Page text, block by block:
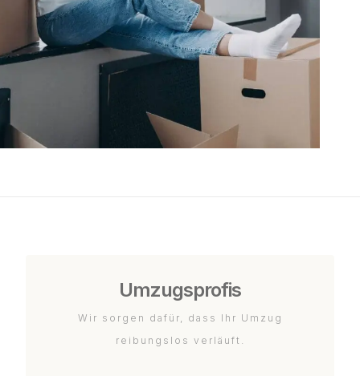
Umzugsprofis
Wir sorgen dafür, dass Ihr Umzug
reibungslos verläuft.